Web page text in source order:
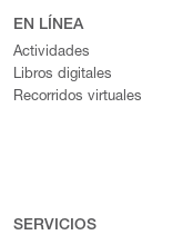
EN LÍNEA
Actividades
Libros digitales
Recorridos virtuales
SERVICIOS